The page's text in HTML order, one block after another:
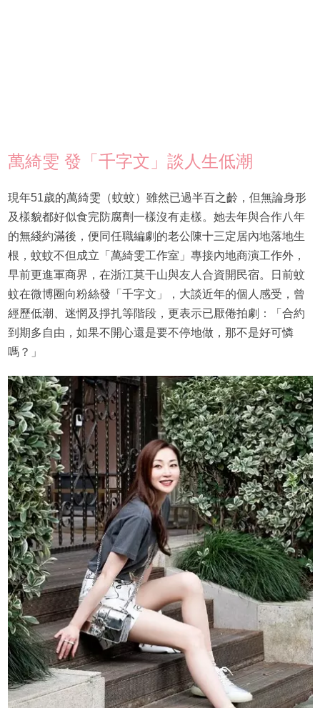
萬綺雯 發「千字文」談人生低潮
現年51歲的萬綺雯（蚊蚊）雖然已過半百之齡，但無論身形
及樣貌都好似食完防腐劑一樣沒有走樣。她去年與合作八年
的無綫約滿後，便同任職編劇的老公陳十三定居內地落地生
根，蚊蚊不但成立「萬綺雯工作室」專接內地商演工作外，
早前更進軍商界，在浙江莫干山與友人合資開民宿。日前蚊
蚊在微博圈向粉絲發「千字文」，大談近年的個人感受，曾
經歷低潮、迷惘及掙扎等階段，更表示已厭倦拍劇：「合約
到期多自由，如果不開心還是要不停地做，那不是好可憐
嗎？」